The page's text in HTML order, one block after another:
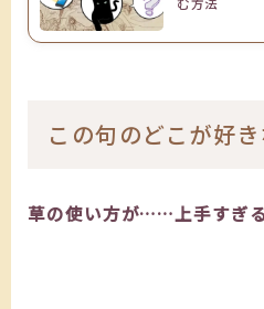
この句のどこが好き
草の使い方が……上手すぎる